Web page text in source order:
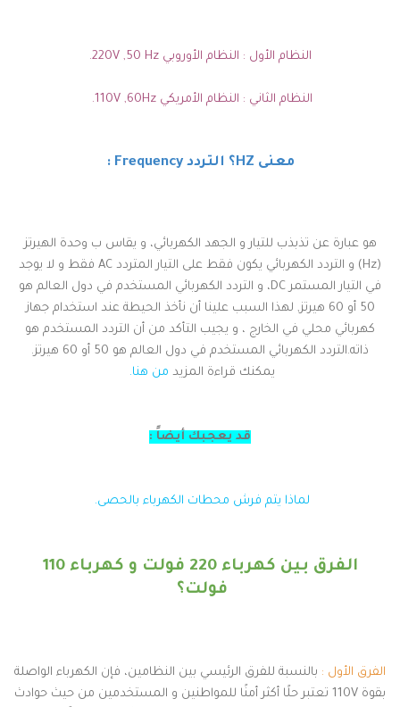
النظام الأول : النظام الأوروبي 220V ,50 Hz.
النظام الثاني : النظام الأمريكي 110V ,60Hz.
معنى HZ؟ التردد Frequency :
هو عبارة عن تذبذب للتيار و الجهد الكهربائي، و يقاس ب وحدة الهيرتز
(Hz) و التردد الكهربائي يكون فقط على التيار المتردد AC فقط و لا يوجد
في التيار المستمر DC، و التردد الكهربائي المستخدم في دول العالم هو
50 أو 60 هيرتز, لهذا السبب علينا أن نأخذ الحيطة عند استخدام جهاز
كهربائي محلي في الخارج ، و يجيب التأكد من أن التردد المستخدم هو
ذاته.التردد الكهربائي المستخدم في دول العالم هو 50 أو 60 هيرتز.
يمكنك قراءة المزيد من هنا.
قد يعجبك أيضاً :
لماذا يتم فرش محطات الكهرباء بالحصى.
الفرق بين كهرباء 220 فولت و كهرباء 110
فولت؟
الفرق الأول : بالنسبة للفرق الرئيسي بين النظامين، فإن الكهرباء الواصلة
بقوة 110V تعتبر حلًا أكثر أمنًا للمواطنين و المستخدمين من حيث حوادث